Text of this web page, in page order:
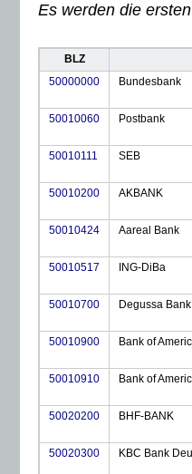
Es werden die
BLZ
50000000
Bundesbank
50010060
Postbank
50010111
SEB
50010200
AKBANK
50010424
Aareal Bank
50010517
ING-DiBa
50010700
Degussa Bank
50010900
Bank of
50010910
Bank of
50020200
BHF-BANK
50020300
KBC Bank